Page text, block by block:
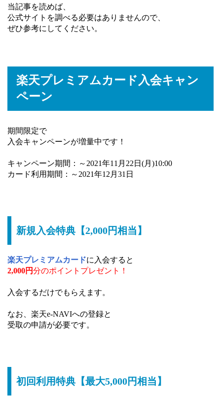
当記事を読めば、
公式サイトを調べる必要はありませんので、
ぜひ参考にしてください。
楽天プレミアムカード入会キャン
ペーン
期間限定で
入会キャンペーンが増量中です！
キャンペーン期間：～2021年11月22日(月)10:00
カード利用期間：～2021年12月31日
新規入会特典【2,000円相当】
楽天プレミアムカードに入会すると
2,000円分のポイントプレゼント！
入会するだけでもらえます。
なお、楽天e-NAVIへの登録と
受取の申請が必要です。
初回利用特典【最大5,000円相当】